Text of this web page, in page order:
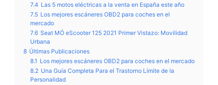
7.4 Las 5 motos eléctricas a la venta en España este año
7.5 Los mejores escáneres OBD2 para coches en el
mercado
7.6 Seat MÓ eScooter 125 2021 Primer Vistazo: Movilidad
Urbana
8 Últimas Publicaciones
8.1 Los mejores escáneres OBD2 para coches en el mercado
8.2 Una Guía Completa Para el Trastorno Límite de la
Personalidad